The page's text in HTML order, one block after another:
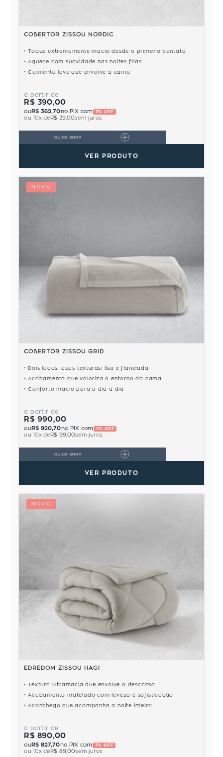
COBERTOR ZISSOU NORDIC
Toque extremamente macio desde o primeiro contato
Aquece com suavidade nas noites frias
Caimento leve que envolve a cama
a partir de
R$ 390,00
ouR$ 362,70no PIX com 7% OFF
ou 10x de R$ 39,00sem juros
QUICK SHOP
VER PRODUTO
NOVO
COBERTOR ZISSOU GRID
Dois lados, duas texturas: lisa e flanelada
Acabamento que valoriza o entorno da cama
Conforto macio para o dia a dia
a partir de
R$ 990,00
ouR$ 920,70no PIX com 7% OFF
ou 10x de R$ 99,00sem juros
QUICK SHOP
VER PRODUTO
NOVO
EDREDOM ZISSOU HAGI
Textura ultramacia que envolve o descanso
Acabamento matelado com leveza e sofisticação
Aconchego que acompanha a noite inteira
a partir de
R$ 890,00
ouR$ 827,70no PIX com 7% OFF
ou 10x de R$ 89,00sem juros